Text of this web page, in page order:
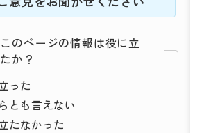
のページの情報は役に立
か？
った
とも言えない
たなかった